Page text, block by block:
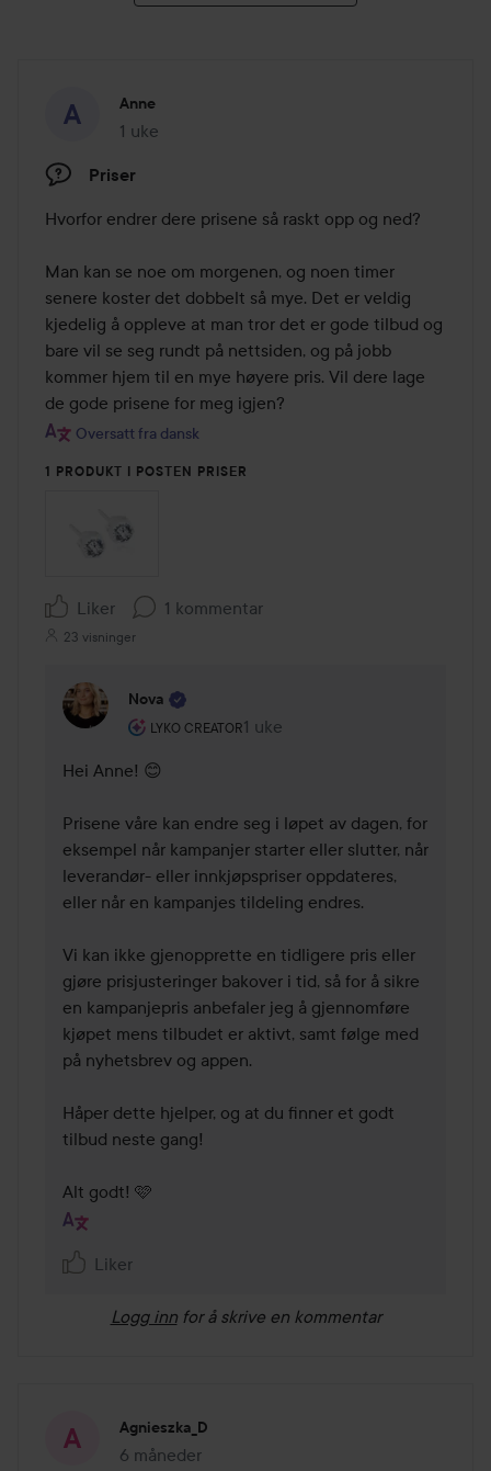
Anne
1 uke
Innlegget ble opprettet 1 uke
Priser
Hvorfor endrer dere prisene så raskt opp og ned?
Man kan se noe om morgenen, og noen timer
senere koster det dobbelt så mye. Det er veldig
kjedelig å oppleve at man tror det er gode tilbud og
bare vil se seg rundt på nettsiden, og på jobb
kommer hjem til en mye høyere pris. Vil dere lage
de gode prisene for meg igjen?
Oversatt fra dansk
1 PRODUKT I POSTEN PRISER
Liker 1 kommentar
23 visninger
Nova
LYKO CREATOR
Brukerens rolle: Lyko Creator.
1 uke
Kommentaren lades 1 uke
Hei Anne! 😊
Prisene våre kan endre seg i løpet av dagen, for
eksempel når kampanjer starter eller slutter, når
leverandør- eller innkjøpspriser oppdateres,
eller når en kampanjes tildeling endres.
Vi kan ikke gjenopprette en tidligere pris eller
gjøre prisjusteringer bakover i tid, så for å sikre
en kampanjepris anbefaler jeg å gjennomføre
kjøpet mens tilbudet er aktivt, samt følge med
på nyhetsbrev og appen.
Håper dette hjelper, og at du finner et godt
tilbud neste gang!
Alt godt! 🩷
Liker
Logg inn for å skrive en kommentar
Agnieszka_D
6 måneder
Innlegget ble opprettet 6 måneder